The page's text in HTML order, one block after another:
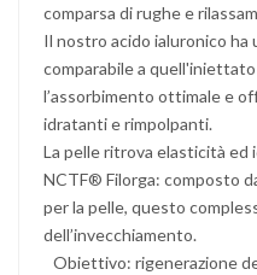
comparsa di rughe e
Il nostro acido ialuronico ha
comparabile a
l’assorbimento ottimale e
idratanti e rimpolpanti.
La pelle ritrova elasticità ed
NCTF® Filorga: composto
per la pelle, questo
dell’invecchiamento.
Obiettivo: rigenerazione